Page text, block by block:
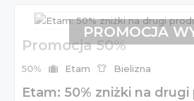
Promocja 50%
50% Etam Bielizna
Etam: 50% zniżki na
PROMOCJA